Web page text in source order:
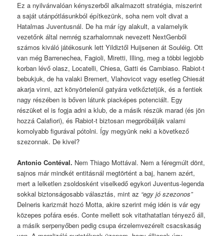
Ez a nyilvánvalóan kényszerből alkalmazott stratégia, miszerint
a saját utánpótlásunkból építkezünk, soha nem volt divat a
Hatalmas Juventusnál. De ha már így alakult, a valamelyik
vezetőnk által nemrég szarhalomnak nevezett NextGenből
számos kiváló játékosunk lett Yildiztől Huijsenen át Souléig. Ott
van még Barrenechea, Fagioli, Miretti, Illing, meg a többi legjobb
korban lévő olasz, Locatelli, Chiesa, Gatti és Cambiaso. Rabiot-t
bebukjuk, de ha valaki Bremert, Vlahovicot vagy esetleg Chiesát
akarja vinni, azt könyörtelenül gatyára vetkőztetjük, és a fentiek
nagy részében is bőven látunk piacképes potenciált. Egy
részüket el is fogja adni a klub, de a másik részük marad (és jön
hozzá Calafiori), és Rabiot-t biztosan megpróbálják valami
komolyabb figurával pótolni. Így megyünk neki a következő
szezonnak. De kivel?
Antonio Contéval. Nem Thiago Mottával. Nem a féregmúlt dönt,
sajnos már mindkét entitásnál megtörtént a baj, hanem azért,
mert a lelketlen zsoldosként viselkedő egykori Juventus-legenda
sokkal biztonságosabb választás, mint az “egy jó szezonos”
Delneris karizmát hozó Motta, akire szerint még idén is vár egy
közepes pofára esés. Conte mellett sok vitathatatlan tényező áll,
a másik serpenyőben pedig csupa érzelemvezérelt csacskaság